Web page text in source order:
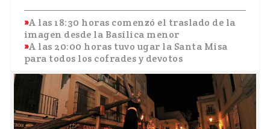
A las 18:30 horas comenzó el traslado de la
imagen desde la Basílica menor
A las 20:00 horas tuvo ugar la Santa Misa
para todos los cofrades y devotos